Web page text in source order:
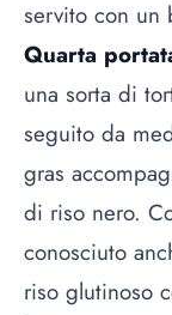
servito con
Quarta
una sorta di
seguito da
gras
di riso nero.
conosciuto
riso glutinoso